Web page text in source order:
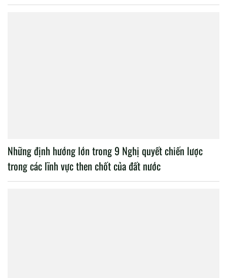
Những định hướng lớn trong 9 Nghị quyết chiến lược
trong các lĩnh vực then chốt của đất nước